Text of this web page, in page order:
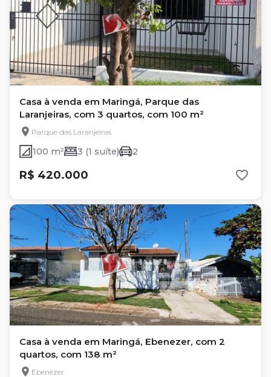
Casa à venda em Maringá, Parque das
Laranjeiras, com 3 quartos, com 100 m²
Parque das Laranjeiras
100 m² 3 (1 suíte) 2
R$ 420.000
Casa à venda em Maringá, Ebenezer, com 2
quartos, com 138 m²
Ebenezer